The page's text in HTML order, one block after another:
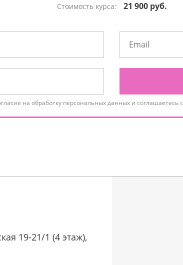
Стоимость курса: 21 900 руб.
на обработку персональных данных и соглашаетесь с
19-21/1 (4 этаж),